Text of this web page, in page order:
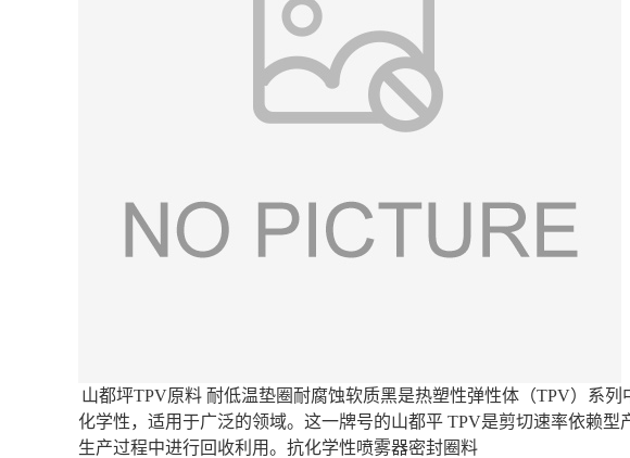
山都坪TPV原料 耐低温垫圈耐腐蚀软质黑是热塑性弹性体（TPV）系
化学性，适用于广泛的领域。这一牌号的山都平 TPV是剪切速率依赖
生产过程中进行回收利用。抗化学性喷雾器密封圈料